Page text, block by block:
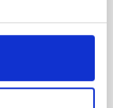
by
mass